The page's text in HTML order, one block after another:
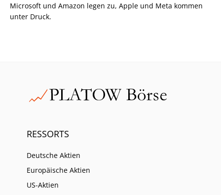
Microsoft und Amazon legen zu, Apple und Meta kommen
unter Druck.
RESSORTS
Deutsche Aktien
Europäische Aktien
US-Aktien